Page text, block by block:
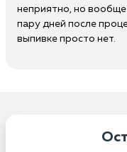
неприятно, но вообще
пару дней после
выпивке просто нет.